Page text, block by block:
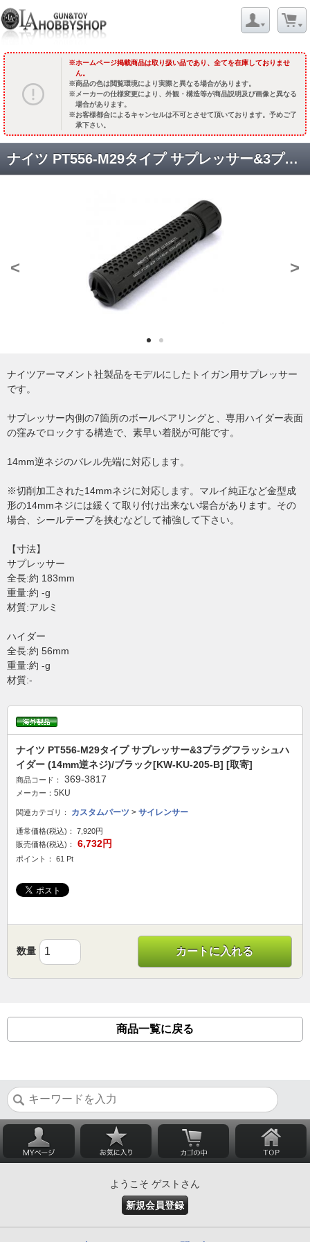
ホームページ掲載商品は取り扱い品であり、全てを在庫しておりませ
ん。
商品の色は閲覧環境により実際と異なる場合があります。
メーカーの仕様変更により、外観・構造等が商品説明及び画像と異なる
場合があります。
お客様都合によるキャンセルは不可とさせて頂いております。予めご了
承下さい。
ナイツ PT556-M29タイプ サプレッサー&3プラグフラッシュハイダー (14mm逆ネジ)/ブラック[KW-KU-205-B] [取寄]
< >
ナイツアーマメント社製品をモデルにしたトイガン用サプレッサー
です。
サプレッサー内側の7箇所のボールベアリングと、専用ハイダー表面
の窪みでロックする構造で、素早い着脱が可能です。
14mm逆ネジのバレル先端に対応します。
※切削加工された14mmネジに対応します。マルイ純正など金型成
形の14mmネジには緩くて取り付け出来ない場合があります。その
場合、シールテープを挟むなどして補強して下さい。
【寸法】
サプレッサー
全長:約 183mm
重量:約 -g
材質:アルミ
ハイダー
全長:約 56mm
重量:約 -g
材質:-
ナイツ PT556-M29タイプ サプレッサー&3プラグフラッシュハ
イダー (14mm逆ネジ)/ブラック[KW-KU-205-B] [取寄]
商品コード： 369-3817
メーカー： 5KU
関連カテゴリ： カスタムパーツ > サイレンサー
通常価格(税込)：
7,920円
販売価格(税込)：
6,732円
ポイント： 61 Pt
数量 カートに入れる
商品一覧に戻る
ようこそ ゲストさん
新規会員登録